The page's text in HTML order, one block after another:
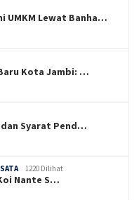
UMKM Lewat Banha…
Kota Jambi: …
dan Syarat Pend…
1220 Dilihat
Nante S…